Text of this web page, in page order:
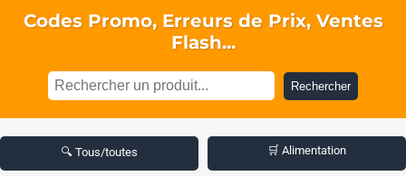
Codes Promo, Erreurs de Prix, Ventes
Flash...
Rechercher
🔍 Tous/toutes 🛒 Alimentation